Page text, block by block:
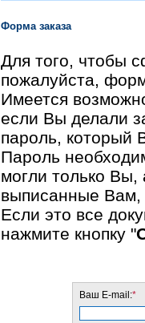
Форма заказа
Для того, чтобы
пожалуйста,
Имеется
если Вы делали
пароль, который
Пароль
могли только Вы,
выписанные Вам,
Если это все
нажмите кнопку "
Ваш E-mail:*